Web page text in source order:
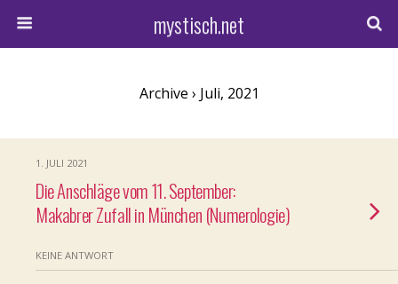
mystisch.net
Archive › Juli, 2021
1. JULI 2021
Die Anschläge vom 11. September:
Makabrer Zufall in München (Numerologie)
KEINE ANTWORT